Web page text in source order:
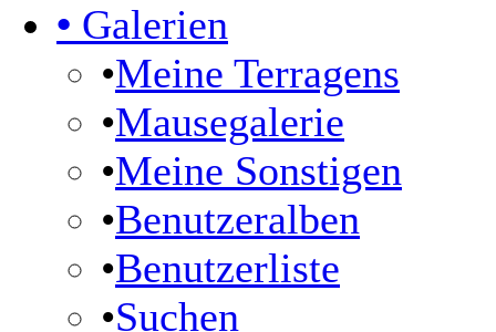
• Galerien
•Meine Terragens
•Mausegalerie
•Meine Sonstigen
•Benutzeralben
•Benutzerliste
•Suchen